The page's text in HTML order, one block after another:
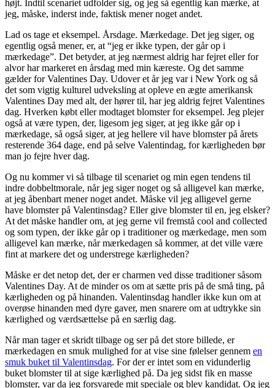
højt. Indtil scenariet udfolder sig, og jeg så egentlig kan mærke, at
jeg, måske, inderst inde, faktisk mener noget andet.
Lad os tage et eksempel. Årsdage. Mærkedage. Det jeg siger, og
egentlig også mener, er, at “jeg er ikke typen, der går op i
mærkedage”. Det betyder, at jeg nærmest aldrig har fejret eller for
alvor har markeret en årsdag med min kæreste. Og det samme
gælder for Valentines Day. Udover et år jeg var i New York og så
det som vigtig kulturel udveksling at opleve en ægte amerikansk
Valentines Day med alt, der hører til, har jeg aldrig fejret Valentines
dag. Hverken købt eller modtaget blomster for eksempel. Jeg plejer
også at være typen, der, ligesom jeg siger, at jeg ikke går op i
mærkedage, så også siger, at jeg hellere vil have blomster på årets
resterende 364 dage, end på selve Valentindag, for kærligheden bør
man jo fejre hver dag.
Og nu kommer vi så tilbage til scenariet og min egen tendens til
indre dobbeltmorale, når jeg siger noget og så alligevel kan mærke,
at jeg åbenbart mener noget andet. Måske vil jeg alligevel gerne
have blomster på Valentinsdag? Eller give blomster til en, jeg elsker?
At det måske handler om, at jeg gerne vil fremstå cool and collected
og som typen, der ikke går op i traditioner og mærkedage, men som
alligevel kan mærke, når mærkedagen så kommer, at det ville være
fint at markere det og understrege kærligheden?
Måske er det netop det, der er charmen ved disse traditioner såsom
Valentines Day. At de minder os om at sætte pris på de små ting, på
kærligheden og på hinanden. Valentinsdag handler ikke kun om at
overøse hinanden med dyre gaver, men snarere om at udtrykke sin
kærlighed og værdsættelse på en særlig dag.
Når man tager et skridt tilbage og ser på det store billede, er
mærkedagen en smuk mulighed for at vise sine følelser gennem en
smuk buket til Valentinsdag. For der er intet som en vidunderlig
buket blomster til at sige kærlighed på. Da jeg sidst fik en masse
blomster, var da jeg forsvarede mit speciale og blev kandidat. Og jeg